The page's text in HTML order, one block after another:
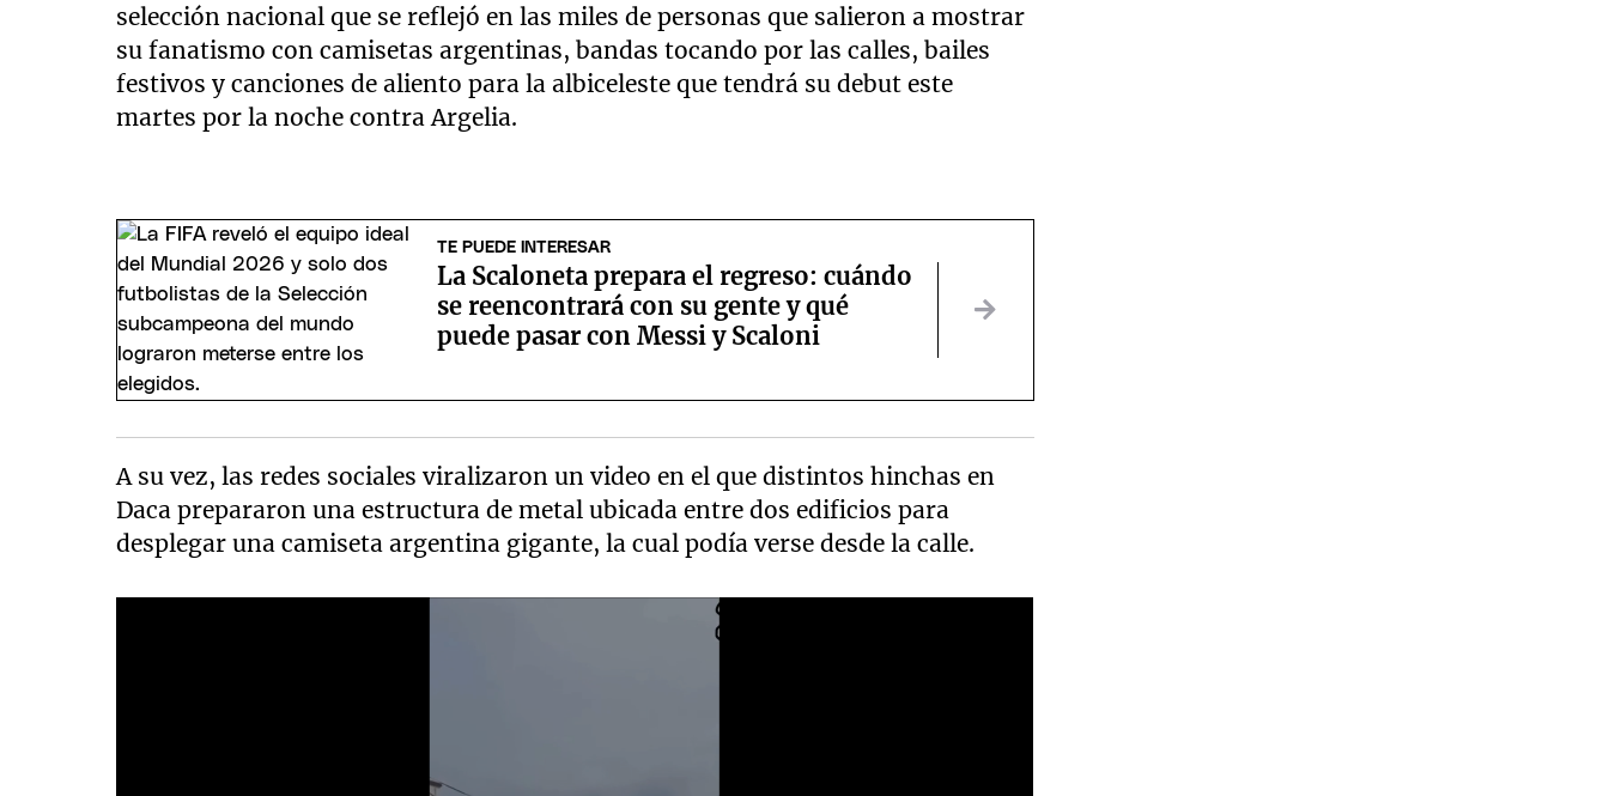
selección nacional que se reflejó en las miles de personas que salieron a mostrar
su fanatismo con camisetas argentinas, bandas tocando por las calles, bailes
festivos y canciones de aliento para la albiceleste que tendrá su debut este
martes por la noche contra Argelia.
TE PUEDE INTERESAR
La Scaloneta prepara el regreso: cuándo
se reencontrará con su gente y qué
puede pasar con Messi y Scaloni
A su vez, las redes sociales viralizaron un video en el que distintos hinchas en
Daca prepararon una estructura de metal ubicada entre dos edificios para
desplegar una camiseta argentina gigante, la cual podía verse desde la calle.